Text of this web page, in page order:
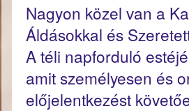
Nagyon közel van a
Áldásokkal és
A téli napforduló
amit személyesen és
előjelentkezést